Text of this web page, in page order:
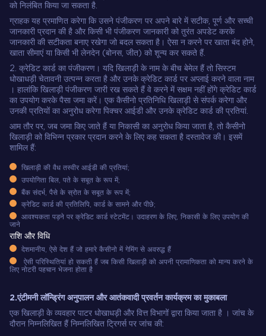
को निलंबित किया जा सकता है.
ग्राहक यह प्रमाणित करेगा कि उसने पंजीकरण पर अपने बारे में सटीक, पूर्ण और सच्ची
जानकारी प्रदान की है और किसी भी पंजीकरण जानकारी को तुरंत अपडेट करके
जानकारी की सटीकता बनाए रखेगा जो बदल सकता है। ऐसा न करने पर खाता बंद होने,
खाता सीमाएं या किसी भी लेनदेन (बोनस, जीत) को शून्य कर सकते हैं.
2. क्रेडिट कार्ड का पंजीकरण। यदि खिलाड़ी के नाम के बीच बेमेल हैं तो सिस्टम
धोखाधड़ी चेतावनी उत्पन्न करता है और उनके क्रेडिट कार्ड पर अप्लाई करने वाला नाम
। हालांकि खिलाड़ी पंजीकरण जारी रख सकते हैं वे करने में सक्षम नहीं होंगे क्रेडिट कार्ड
का उपयोग करके पैसा जमा करें। एक कैसीनो प्रतिनिधि खिलाड़ी से संपर्क करेगा और
उनकी प्रतियों का अनुरोध करेगा पिक्चर आईडी और उनके क्रेडिट कार्ड की प्रतियां.
आम तौर पर, जब जमा किए जाते हैं या निकासी का अनुरोध किया जाता है, तो कैसीनो
खिलाड़ी को विभिन्न प्रकार प्रदान करने के लिए कह सकता है दस्तावेज की। इसमें
शामिल हैं:
खिलाड़ी की वैध तस्वीर आईडी की प्रतियां;
उपयोगिता बिल, पते के सबूत के रूप में;
बैंक संदर्भ, पैसे के स्रोत के सबूत के रूप में;
क्रेडिट कार्ड की प्रतिलिपि, कार्ड के सामने और पीछे;
आवश्यकता पड़ने पर क्रेडिट कार्ड स्टेटमेंट। उदाहरण के लिए, निकासी के लिए उपयोग की
जाने
राशि और विधि
देशमानीय, ऐसे देश हैं जो हमारे कैसीनो में गेमिंग से अवरुद्ध हैं
ऐसी परिस्थितियां हो सकती हैं जब किसी खिलाड़ी को अपनी प्रामाणिकता को मान्य करने के
लिए नोटरी पहचान भेजना होता है
2.एंटीमनी लॉन्ड्रिंग अनुपालन और आतंकवादी प्रवर्तन कार्यक्रम का मुकाबला
एक खिलाड़ी के व्यवहार पाटर धोखाधड़ी और वित्त विभागों द्वारा किया जाता है । जांच के
दौरान निम्नलिखित हैं निम्नलिखित ट्रिगर्स पर जांच की: